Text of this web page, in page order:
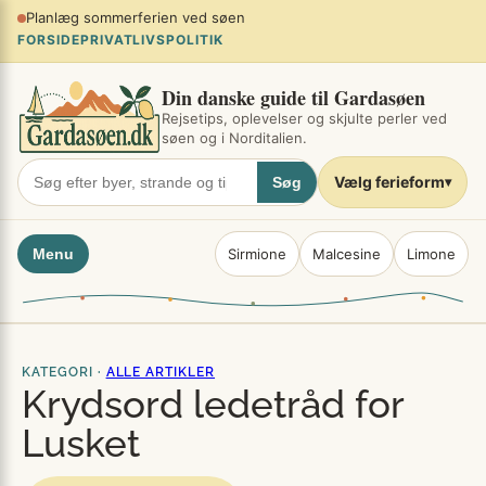
Spring
indhold
Planlæg sommerferien ved søen
FORSIDEPRIVATLIVSPOLITIK
Din danske guide til Gardasøen
Rejsetips, oplevelser og skjulte perler ved
søen og i Norditalien.
Søg Vælg ferieform▾
Menu Sirmione Malcesine Limone
KATEGORI · ALLE ARTIKLER
Krydsord ledetråd for
Lusket